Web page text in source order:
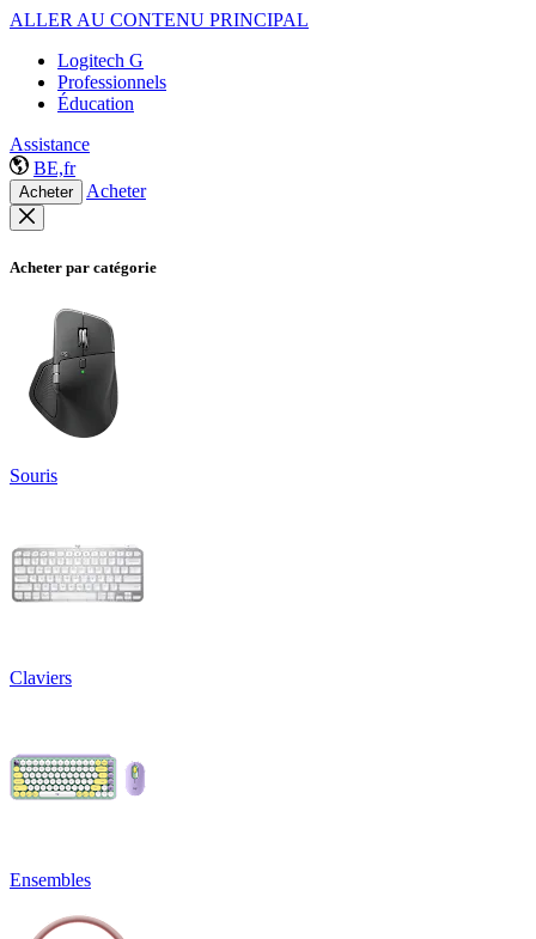
ALLER AU CONTENU PRINCIPAL
Logitech G
Professionnels
Éducation
Assistance
BE,fr
Acheter Acheter
Acheter par catégorie
Souris
Claviers
Ensembles